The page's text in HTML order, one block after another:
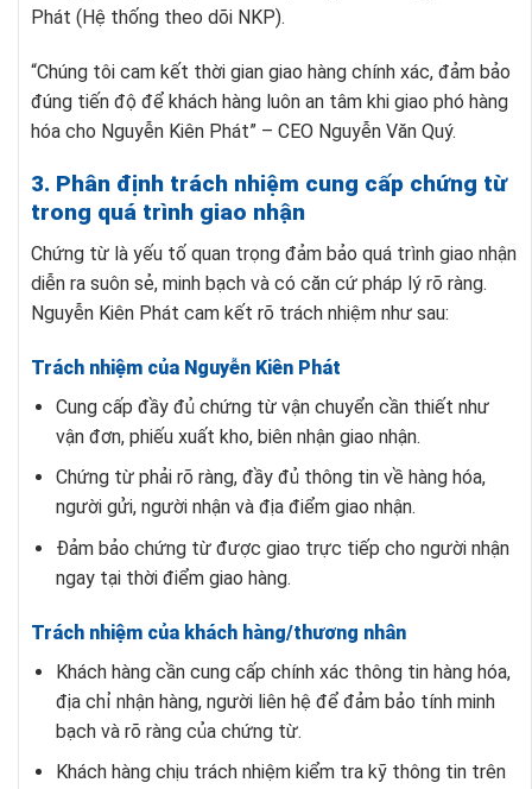
Phát (Hệ thống theo dõi NKP).
“Chúng tôi cam kết thời gian giao hàng chính xác, đảm bảo
đúng tiến độ để khách hàng luôn an tâm khi giao phó hàng
hóa cho Nguyễn Kiên Phát” – CEO Nguyễn Văn Quý.
3. Phân định trách nhiệm cung cấp chứng từ
trong quá trình giao nhận
Chứng từ là yếu tố quan trọng đảm bảo quá trình giao nhận
diễn ra suôn sẻ, minh bạch và có căn cứ pháp lý rõ ràng.
Nguyễn Kiên Phát cam kết rõ trách nhiệm như sau:
Trách nhiệm của Nguyễn Kiên Phát
Cung cấp đầy đủ chứng từ vận chuyển cần thiết như
vận đơn, phiếu xuất kho, biên nhận giao nhận.
Chứng từ phải rõ ràng, đầy đủ thông tin về hàng hóa,
người gửi, người nhận và địa điểm giao nhận.
Đảm bảo chứng từ được giao trực tiếp cho người nhận
ngay tại thời điểm giao hàng.
Trách nhiệm của khách hàng/thương nhân
Khách hàng cần cung cấp chính xác thông tin hàng hóa,
địa chỉ nhận hàng, người liên hệ để đảm bảo tính minh
bạch và rõ ràng của chứng từ.
Khách hàng chịu trách nhiệm kiểm tra kỹ thông tin trên